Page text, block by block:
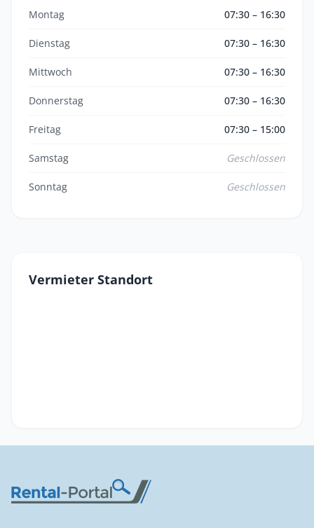
Montag 07:30 – 16:30
Dienstag 07:30 – 16:30
Mittwoch 07:30 – 16:30
Donnerstag 07:30 – 16:30
Freitag 07:30 – 15:00
Samstag Geschlossen
Sonntag Geschlossen
Vermieter Standort